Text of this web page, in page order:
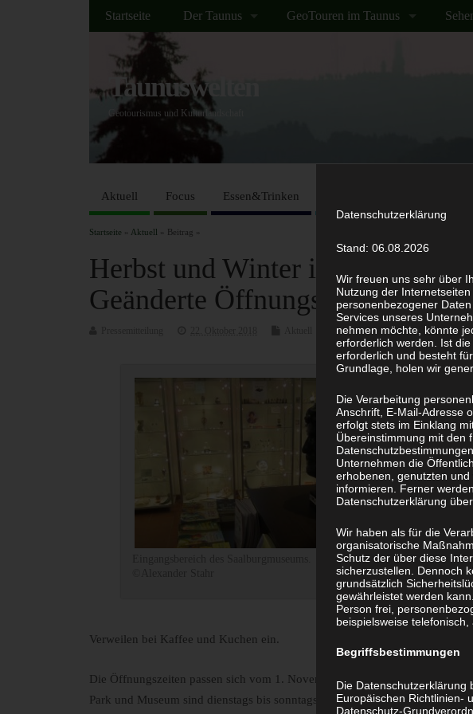
Startseite Der Taunus GeoTouren im Taunus
Taunuswelten
Geotourismus und Kulturlandschaft
Aktuell Focus Essen&Trinken
Startseite » Aktuell » Beitrag »
Herbst und Winter im
Geänderte Öffnungszeiten
Kein Kommentar
Auch wenn
Winterschlaf.
auch im
bei
Der
an Büchern,
sich sicherlich
Park lädt das
Verweilen bei Kaffee und Kuchen ein.
Die Öffnungszeiten passen sich vom 1. November 2018 bis 28. Februar
Park und Museum sind dienstags bis sonntags von 9 bis 16 Uhr geöffnet,
Datenschutzerklärung
Stand: 06.08.2026
Wir freuen uns sehr über
Nutzung der
personenbezogener
Services unseres
nehmen möchte, könnte
erforderlich werden. Ist
erforderlich und besteht
Grundlage, holen wir
Die Verarbeitung
Anschrift, E-Mail-Adresse
erfolgt stets im Einklang
Übereinstimmung mit den
Unternehmen die
erhobenen, genutzten
informieren. Ferner
Datenschutzerklärung
Wir haben als für die
organisatorische
Schutz der über diese
sicherzustellen. Dennoch
grundsätzlich
gewährleistet werden
Person frei,
beispielsweise telefonisch,
Begriffsbestimmungen
Die Datenschutzerklärung
Europäischen Richtlinien-
Datenschutz-